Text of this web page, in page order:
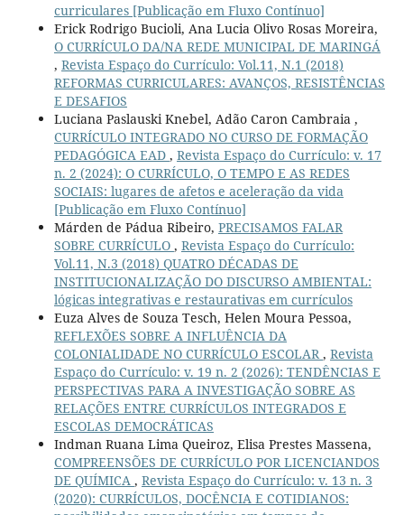
curriculares [Publicação em Fluxo Contínuo]
Erick Rodrigo Bucioli, Ana Lucia Olivo Rosas Moreira,
O CURRÍCULO DA/NA REDE MUNICIPAL DE MARINGÁ
, Revista Espaço do Currículo: Vol.11, N.1 (2018)
REFORMAS CURRICULARES: AVANÇOS, RESISTÊNCIAS
E DESAFIOS
Luciana Paslauski Knebel, Adão Caron Cambraia ,
CURRÍCULO INTEGRADO NO CURSO DE FORMAÇÃO
PEDAGÓGICA EAD , Revista Espaço do Currículo: v. 17
n. 2 (2024): O CURRÍCULO, O TEMPO E AS REDES
SOCIAIS: lugares de afetos e aceleração da vida
[Publicação em Fluxo Contínuo]
Márden de Pádua Ribeiro, PRECISAMOS FALAR
SOBRE CURRÍCULO , Revista Espaço do Currículo:
Vol.11, N.3 (2018) QUATRO DÉCADAS DE
INSTITUCIONALIZAÇÃO DO DISCURSO AMBIENTAL:
lógicas integrativas e restaurativas em currículos
Euza Alves de Souza Tesch, Helen Moura Pessoa,
REFLEXÕES SOBRE A INFLUÊNCIA DA
COLONIALIDADE NO CURRÍCULO ESCOLAR, Revista
Espaço do Currículo: v. 19 n. 2 (2026): TENDÊNCIAS E
PERSPECTIVAS PARA A INVESTIGAÇÃO SOBRE AS
RELAÇÕES ENTRE CURRÍCULOS INTEGRADOS E
ESCOLAS DEMOCRÁTICAS
Indman Ruana Lima Queiroz, Elisa Prestes Massena,
COMPREENSÕES DE CURRÍCULO POR LICENCIANDOS
DE QUÍMICA , Revista Espaço do Currículo: v. 13 n. 3
(2020): CURRÍCULOS, DOCÊNCIA E COTIDIANOS: